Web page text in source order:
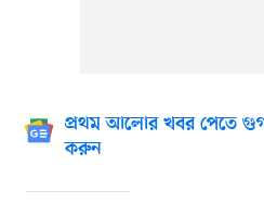
প্রথম আলোর খবর পেতে
করুন